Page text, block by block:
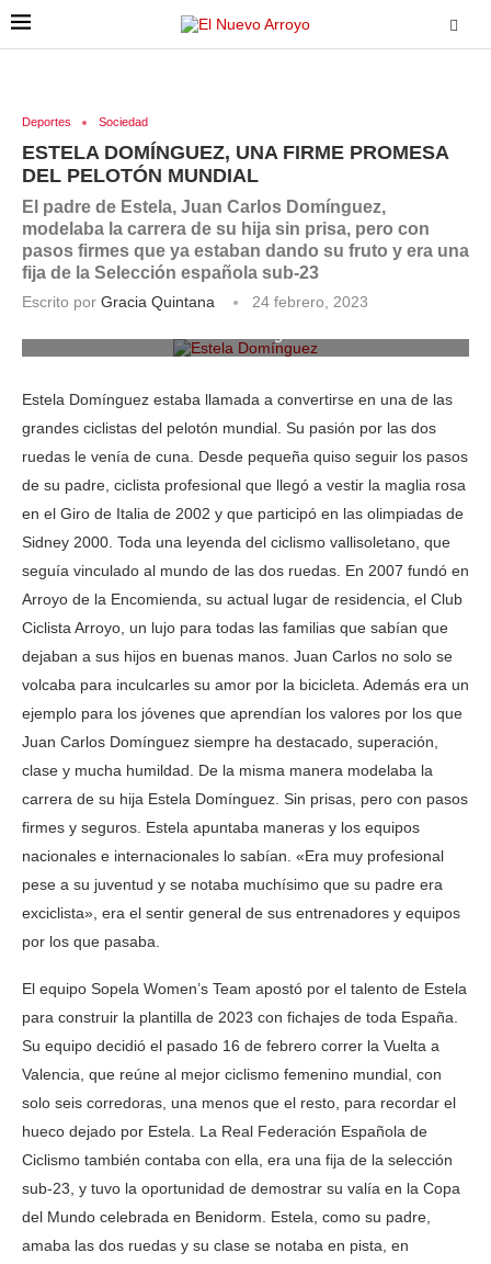
Deportes Sociedad
ESTELA DOMÍNGUEZ, UNA FIRME PROMESA
DEL PELOTÓN MUNDIAL
El padre de Estela, Juan Carlos Domínguez,
modelaba la carrera de su hija sin prisa, pero con
pasos firmes que ya estaban dando su fruto y era una
fija de la Selección española sub-23
Escrito por Gracia Quintana
24 febrero, 2023
Estela Domínguez estaba llamada a convertirse en una de las
grandes ciclistas del pelotón mundial. Su pasión por las dos
ruedas le venía de cuna. Desde pequeña quiso seguir los pasos
de su padre, ciclista profesional que llegó a vestir la maglia rosa
en el Giro de Italia de 2002 y que participó en las olimpiadas de
Sidney 2000. Toda una leyenda del ciclismo vallisoletano, que
seguía vinculado al mundo de las dos ruedas. En 2007 fundó en
Arroyo de la Encomienda, su actual lugar de residencia, el Club
Ciclista Arroyo, un lujo para todas las familias que sabían que
dejaban a sus hijos en buenas manos. Juan Carlos no solo se
volcaba para inculcarles su amor por la bicicleta. Además era un
ejemplo para los jóvenes que aprendían los valores por los que
Juan Carlos Domínguez siempre ha destacado, superación,
clase y mucha humildad. De la misma manera modelaba la
carrera de su hija Estela Domínguez. Sin prisas, pero con pasos
firmes y seguros. Estela apuntaba maneras y los equipos
nacionales e internacionales lo sabían. «Era muy profesional
pese a su juventud y se notaba muchísimo que su padre era
exciclista», era el sentir general de sus entrenadores y equipos
por los que pasaba.
El equipo Sopela Women’s Team apostó por el talento de Estela
para construir la plantilla de 2023 con fichajes de toda España.
Su equipo decidió el pasado 16 de febrero correr la Vuelta a
Valencia, que reúne al mejor ciclismo femenino mundial, con
solo seis corredoras, una menos que el resto, para recordar el
hueco dejado por Estela. La Real Federación Española de
Ciclismo también contaba con ella, era una fija de la selección
sub-23, y tuvo la oportunidad de demostrar su valía en la Copa
del Mundo celebrada en Benidorm. Estela, como su padre,
amaba las dos ruedas y su clase se notaba en pista, en